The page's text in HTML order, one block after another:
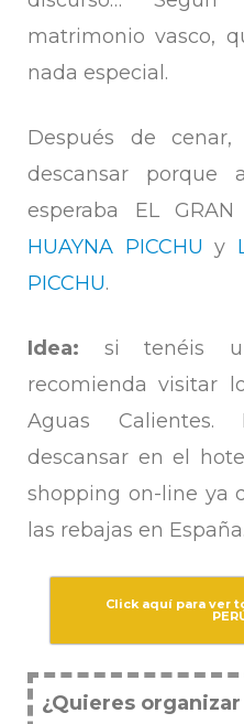
matrimonio vasco,
nada especial.
Después de
descansar porque
esperaba EL
HUAYNA PICCHU y
PICCHU.
Idea: si tenéis
recomienda visitar
Aguas Calientes.
descansar en el
shopping on-line ya
las rebajas en España.
Click aquí para ver
¿Quieres